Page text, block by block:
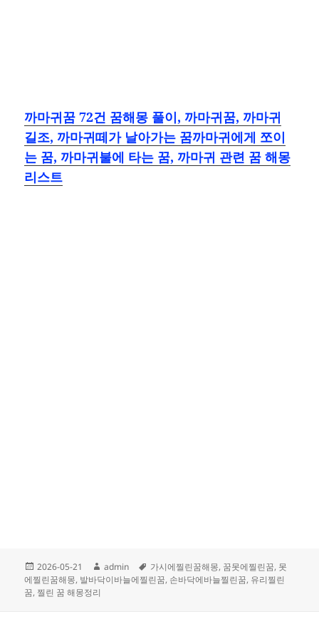
까마귀꿈 72건 꿈해몽 풀이, 까마귀꿈, 까마귀
길조, 까마귀떼가 날아가는 꿈까마귀에게 쪼이
는 꿈, 까마귀불에 타는 꿈, 까마귀 관련 꿈 해몽
리스트
작
성
일
2026-05-21
글
쓴
admin
태
그
가시에찔린꿈해몽, 꿈못에찔린꿈, 못
에찔린꿈해몽, 발바닥이바늘에찔린꿈, 손바닥에바늘찔린꿈, 유리찔린
꿈, 찔린 꿈 해몽정리